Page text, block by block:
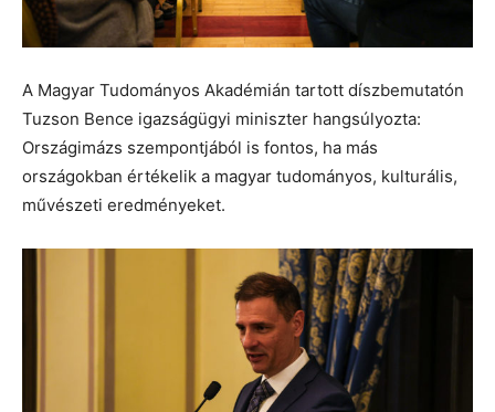
A Magyar Tudományos Akadémián tartott díszbemutatón
Tuzson Bence igazságügyi miniszter hangsúlyozta:
Országimázs szempontjából is fontos, ha más
országokban értékelik a magyar tudományos, kulturális,
művészeti eredményeket.